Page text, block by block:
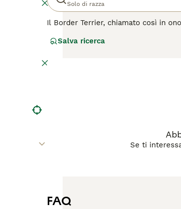
Solo di razza
Il Border Terrier, chiamato così in
che può essere di colori vari come
animali domestici, adattandosi così
mentale per evitare la noia e
volpe; quindi, uno spazio esterno
Salva ricerca
Se ti
FAQ